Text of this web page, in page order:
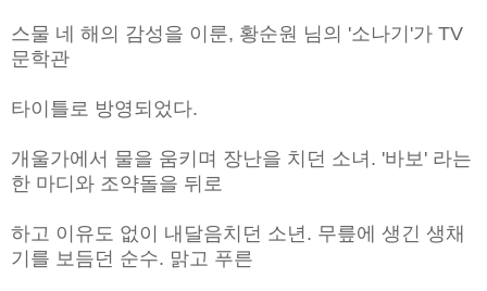
스물 네 해의 감성을 이룬, 황순원 님의 '소나기'가 TV
문학관
타이틀로 방영되었다.
개울가에서 물을 움키며 장난을 치던 소녀. '바보' 라는
한 마디와 조약돌을 뒤로
하고 이유도 없이 내달음치던 소년. 무릎에 생긴 생채
기를 보듬던 순수. 맑고 푸른